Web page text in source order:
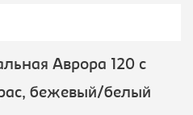
Аврора 120 с
бежевый/белый